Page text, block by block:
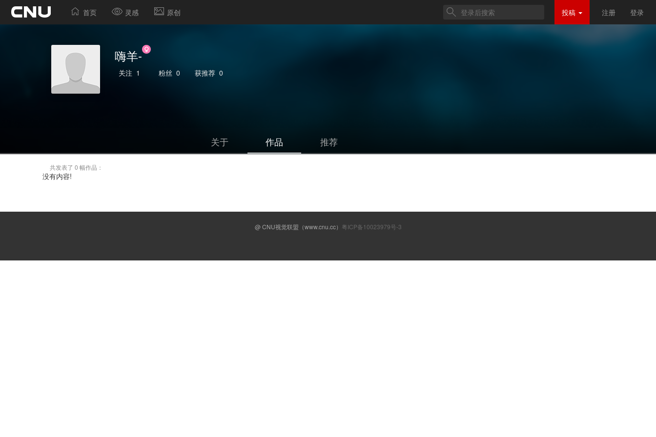
首页 灵感 原创 投稿 注册 登录
嗨羊-
关注 1 粉丝 0 获推荐 0
关于 作品 推荐
共发表了 0 幅作品：
没有内容!
@ CNU视觉联盟（www.cnu.cc） 粤ICP备10023979号-3